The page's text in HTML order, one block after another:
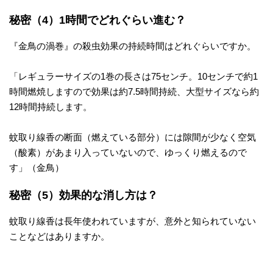
秘密（4）1時間でどれぐらい進む？
『金鳥の渦巻』の殺虫効果の持続時間はどれぐらいですか。
「レギュラーサイズの1巻の長さは75センチ。10センチで約1
時間燃焼しますので効果は約7.5時間持続、大型サイズなら約
12時間持続します。
蚊取り線香の断面（燃えている部分）には隙間が少なく空気
（酸素）があまり入っていないので、ゆっくり燃えるので
す」（金鳥）
秘密（5）効果的な消し方は？
蚊取り線香は長年使われていますが、意外と知られていない
ことなどはありますか。